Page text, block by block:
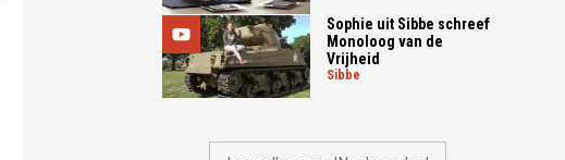
Sophie uit Sibbe schreef
Monoloog van de
Vrijheid
sibbe